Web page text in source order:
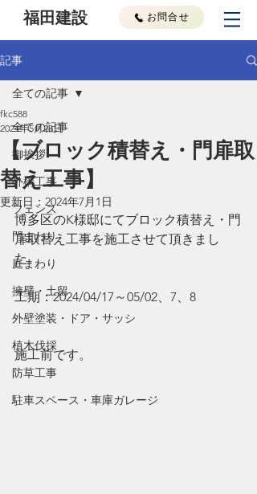
福田建設 お問合せ
記事
全ての記事
御挨拶
外構工事
フェンス
門まわり
庭まわり
擁壁・土留
外壁塗装・ドア・サッシ
植木伐採
防草工事
駐車スペース・車庫ガレージ
全ての記事
【ブロック積替え・門扉取
替え工事】
fkc588
2024年5月28日
更新日： 2024年7月1日
博多区のK様邸にてブロック積替え・門
扉取替え工事を施工させて頂きまし
た。
工期：2024/04/17～05/02、7、8
施工前です。